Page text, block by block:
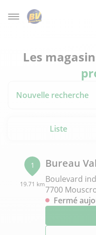
Les
Nouvelle recherche
Liste
1
19.71 km
Bureau
Boulevard
7700
Fermé